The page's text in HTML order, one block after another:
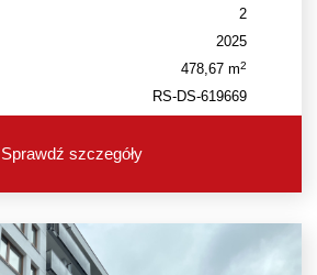
2
2025
478,67 m2
RS-DS-619669
Sprawdź szczegóły